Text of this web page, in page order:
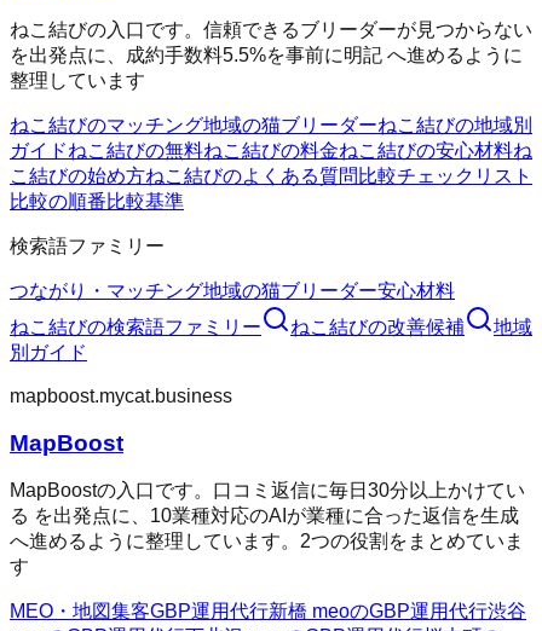
ねこ結びの入口です。信頼できるブリーダーが見つからない
を出発点に、成約手数料5.5%を事前に明記 へ進めるように
整理しています
ねこ結びのマッチング地域の猫ブリーダーねこ結びの地域別
ガイドねこ結びの無料ねこ結びの料金ねこ結びの安心材料ね
こ結びの始め方ねこ結びのよくある質問 比較チェックリスト
比較の順番比較基準
検索語ファミリー
つながり・マッチング地域の猫ブリーダー安心材料
ねこ結びの検索語ファミリー ねこ結びの改善候補
地域
別ガイド
mapboost.mycat.business
MapBoost
MapBoostの入口です。口コミ返信に毎日30分以上かけてい
る を出発点に、10業種対応のAIが業種に合った返信を生成
へ進めるように整理しています。2つの役割をまとめていま
す
MEO・地図集客GBP運用代行新橋 meoのGBP運用代行渋谷